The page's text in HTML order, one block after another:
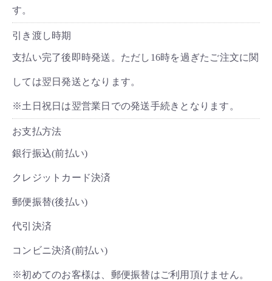
す。
引き渡し時期
支払い完了後即時発送。ただし16時を過ぎたご注文に関
しては翌日発送となります。
※土日祝日は翌営業日での発送手続きとなります。
お支払方法
銀行振込(前払い)
クレジットカード決済
郵便振替(後払い)
代引決済
コンビニ決済(前払い)
※初めてのお客様は、郵便振替はご利用頂けません。